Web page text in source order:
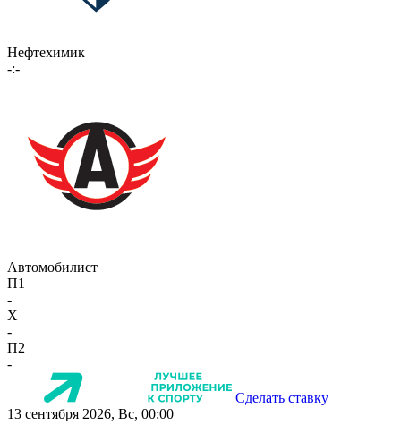
Нефтехимик
-:-
Автомобилист
П1
-
X
-
П2
-
Сделать ставку
13 сентября 2026, Вс, 00:00